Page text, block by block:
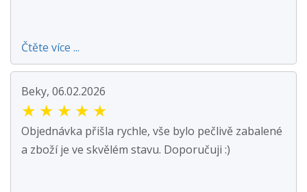
Čtěte více ...
Beky, 06.02.2026
★ ★ ★ ★ ★
Objednávka přišla rychle, vše bylo pečlivě zabalené
a zboží je ve skvělém stavu. Doporučuji :)